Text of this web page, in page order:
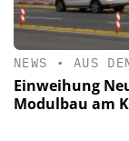
NEWS • AUS
Einweihung
Modulbau am